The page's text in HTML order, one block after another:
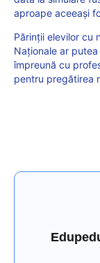
aproape aceeași
Părinții elevilor cu
Naționale ar
împreună cu
pentru pregătirea